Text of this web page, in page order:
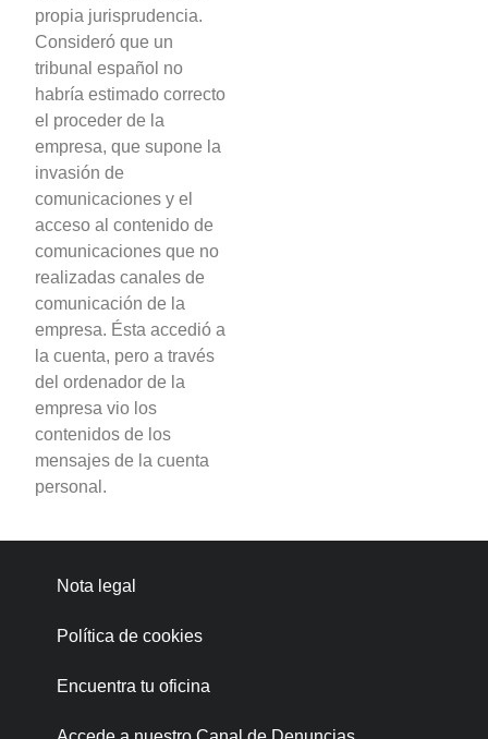
propia jurisprudencia.
Consideró que un
tribunal español no
habría estimado correcto
el proceder de la
empresa, que supone la
invasión de
comunicaciones y el
acceso al contenido de
comunicaciones que no
realizadas canales de
comunicación de la
empresa. Ésta accedió a
la cuenta, pero a través
del ordenador de la
empresa vio los
contenidos de los
mensajes de la cuenta
personal.
Nota legal
Política de cookies
Encuentra tu oficina